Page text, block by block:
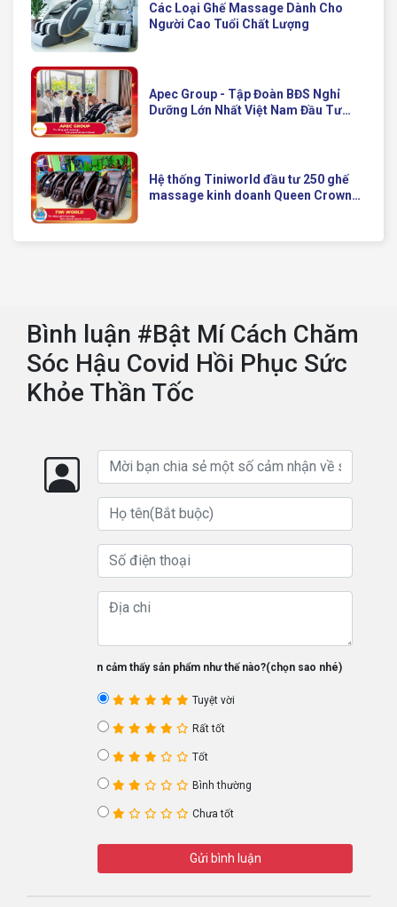
Các Loại Ghế Massage Dành Cho
Người Cao Tuổi Chất Lượng
Apec Group - Tập Đoàn BĐS Nghỉ
Dưỡng Lớn Nhất Việt Nam Đầu Tư
Hệ thống Tiniworld đầu tư 250 ghế
massage kinh doanh Queen Crown
Bình luận #Bật Mí Cách Chăm
Sóc Hậu Covid Hồi Phục Sức
Khỏe Thần Tốc
Bạn cảm thấy sản phẩm như thế nào?(chọn sao nhé)
Tuyệt vời
Rất tốt
Tốt
Bình thường
Chưa tốt
Gửi bình luận